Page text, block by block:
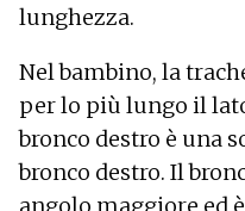
lunghezza.
Nel bambino, la
per lo più lungo il
bronco destro è una
bronco destro. Il